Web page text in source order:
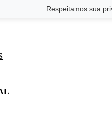
Respeitamos sua